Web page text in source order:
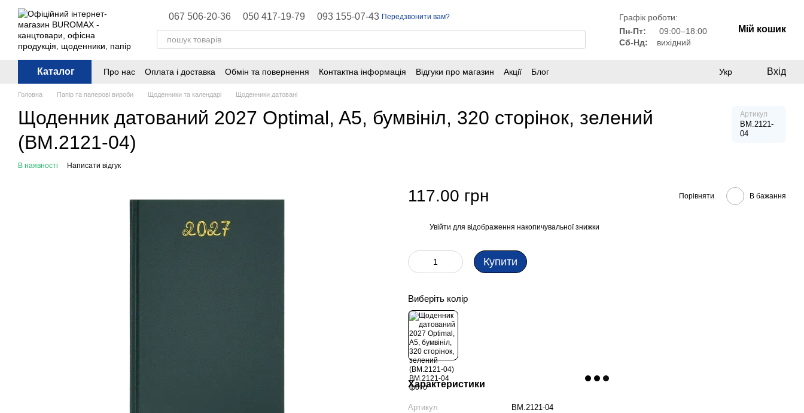
Перейти до основного контенту
067 506-20-36 050 417-19-79 093 155-07-43 Передзвонити вам?
Графік роботи:
Пн-Пт:
09:00–18:00
Сб-Нд:
вихідний
Мій кошик
Каталог Про нас Оплата і доставка Обмін та повернення Контактна інформація Відгуки про магазин Акції
Блог
Укр Вхід
Головна Папір та паперові вироби Щоденники та календарі Щоденники датовані
Щоденник датований 2027 Optimal, A5, бумвініл, 320 сторінок, зелений
(BM.2121-04)
Артикул
BM.2121-
04
В наявності Написати відгук
117.00 грн Порівняти В бажання
Увійти для відображення накопичувальної знижки
Купити
Виберіть колір
Характеристики
Артикул
BM.2121-04